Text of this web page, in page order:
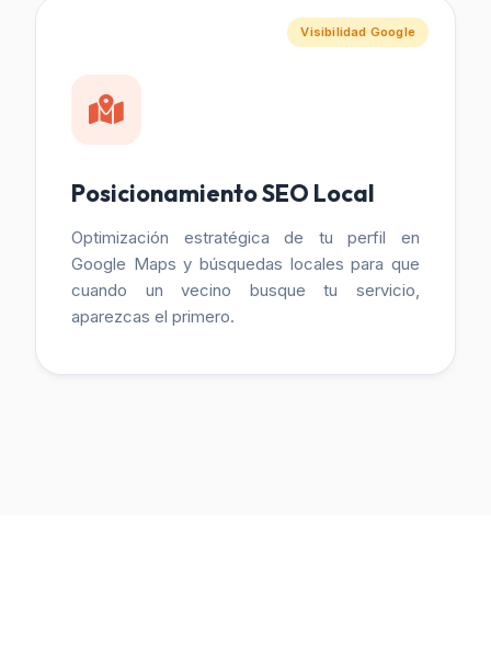
Visibilidad Google
Posicionamiento SEO Local
Optimización estratégica de tu perfil en
Google Maps y búsquedas locales para que
cuando un vecino busque tu servicio,
aparezcas el primero.